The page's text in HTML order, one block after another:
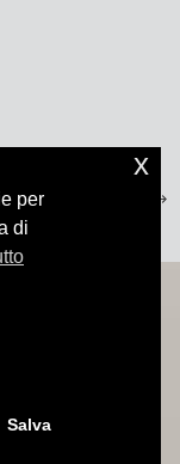
per
di
Salva
x